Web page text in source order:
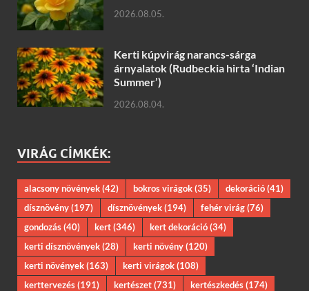
2026.08.05.
Kerti kúpvirág narancs-sárga
árnyalatok (Rudbeckia hirta ‘Indian
Summer’)
2026.08.04.
VIRÁG CÍMKÉK:
alacsony növények(42) bokros virágok(35) dekoráció(41)
dísznövény(197) dísznövények(194) fehér virág(76)
gondozás(40) kert(346) kert dekoráció(34)
kerti dísznövények(28) kerti növény(120)
kerti növények(163) kerti virágok(108)
kerttervezés(191) kertészet(731) kertészkedés(174)